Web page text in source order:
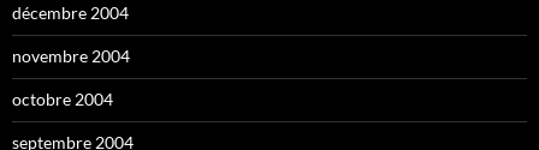
décembre 2004
novembre 2004
octobre 2004
septembre 2004